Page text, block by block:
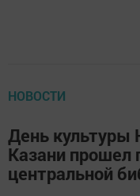
НОВОСТИ
День культуры
Казани прошел
центральной